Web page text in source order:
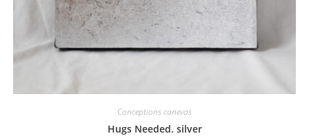
Conceptions canevas
Hugs Needed. silver